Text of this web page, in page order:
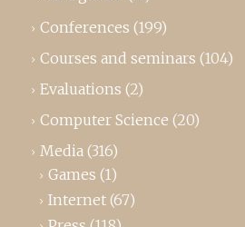
Conferences (199)
Courses and seminars (104)
Evaluations (2)
Computer Science (20)
Media (316)
Games (1)
Internet (67)